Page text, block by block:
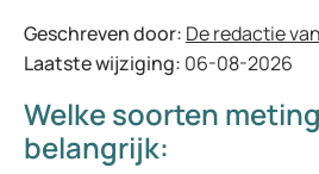
Geschreven door: De redactie
Laatste wijziging: 06-08-2026
Welke soorten
belangrijk: